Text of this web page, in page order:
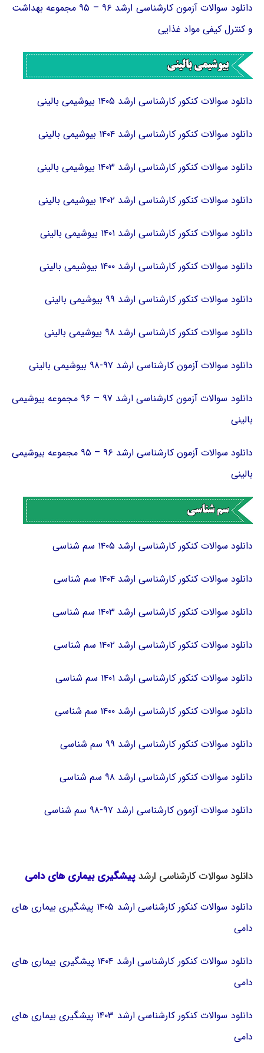
دانلود سوالات آزمون کارشناسی ارشد ۹۶ – ۹۵ مجموعه بهداشت
و کنترل کیفی مواد غذایی
دانلود سوالات کنکور کارشناسی ارشد ۱۴۰۵ بیوشیمی بالینی
دانلود سوالات کنکور کارشناسی ارشد ۱۴۰۴ بیوشیمی بالینی
دانلود سوالات کنکور کارشناسی ارشد ۱۴۰۳ بیوشیمی بالینی
دانلود سوالات کنکور کارشناسی ارشد ۱۴۰۲ بیوشیمی بالینی
دانلود سوالات کنکور کارشناسی ارشد ۱۴۰۱ بیوشیمی بالینی
دانلود سوالات کنکور کارشناسی ارشد ۱۴۰۰ بیوشیمی بالینی
دانلود سوالات کنکور کارشناسی ارشد ۹۹ بیوشیمی بالینی
دانلود سوالات کنکور کارشناسی ارشد ۹۸ بیوشیمی بالینی
دانلود سوالات آزمون کارشناسی ارشد ۹۷-۹۸ بیوشیمی بالینی
دانلود سوالات آزمون کارشناسی ارشد ۹۷ – ۹۶ مجموعه بیوشیمی
بالینی
دانلود سوالات آزمون کارشناسی ارشد ۹۶ – ۹۵ مجموعه بیوشیمی
بالینی
دانلود سوالات کنکور کارشناسی ارشد ۱۴۰۵ سم شناسی
دانلود سوالات کنکور کارشناسی ارشد ۱۴۰۴ سم شناسی
دانلود سوالات کنکور کارشناسی ارشد ۱۴۰۳ سم شناسی
دانلود سوالات کنکور کارشناسی ارشد ۱۴۰۲ سم شناسی
دانلود سوالات کنکور کارشناسی ارشد ۱۴۰۱ سم شناسی
دانلود سوالات کنکور کارشناسی ارشد ۱۴۰۰ سم شناسی
دانلود سوالات کنکور کارشناسی ارشد ۹۹ سم شناسی
دانلود سوالات کنکور کارشناسی ارشد ۹۸ سم شناسی
دانلود سوالات آزمون کارشناسی ارشد ۹۷-۹۸ سم شناسی
دانلود سوالات کارشناسی ارشدپیشگیری بیماری های دامی
دانلود سوالات کنکور کارشناسی ارشد ۱۴۰۵ پیشگیری بیماری های
دامی
دانلود سوالات کنکور کارشناسی ارشد ۱۴۰۴ پیشگیری بیماری های
دامی
دانلود سوالات کنکور کارشناسی ارشد ۱۴۰۳ پیشگیری بیماری های
دامی